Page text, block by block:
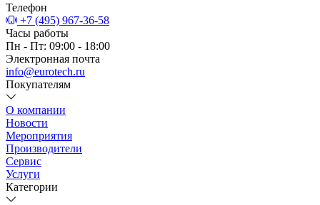
Телефон
+7 (495) 967-36-58
Часы работы
Пн - Пт: 09:00 - 18:00
Электронная почта
info@eurotech.ru
Покупателям
О компании
Новости
Мероприятия
Производители
Сервис
Услуги
Категории